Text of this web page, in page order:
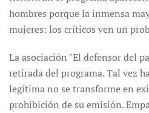
hombres porque la inmensa
mujeres: los críticos ven un
La asociación "El defensor del
retirada del programa. Tal vez
legítima no se transforme en
prohibición de su emisión.